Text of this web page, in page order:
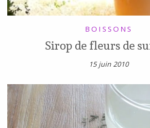
BOISSONS
Sirop de fleurs de
15 juin 2010